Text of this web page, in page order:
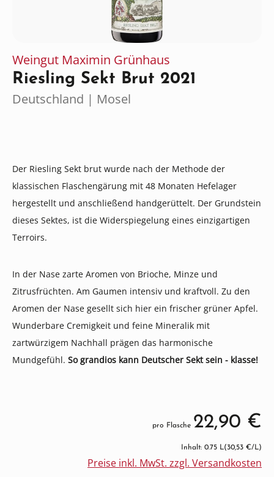
Weingut Maximin Grünhaus
Riesling Sekt Brut 2021
Deutschland | Mosel
Der Riesling Sekt brut wurde nach der Methode der
klassischen Flaschengärung mit 48 Monaten Hefelager
hergestellt und anschließend handgerüttelt. Der Grundstein
dieses Sektes, ist die Widerspiegelung eines einzigartigen
Terroirs.
In der Nase zarte Aromen von Brioche, Minze und
Zitrusfrüchten. Am Gaumen intensiv und kraftvoll. Zu den
Aromen der Nase gesellt sich hier ein frischer grüner Apfel.
Wunderbare Cremigkeit und feine Mineralik mit
zartwürzigem Nachhall prägen das harmonische
Mundgefühl. So grandios kann Deutscher Sekt sein - klasse!
pro Flasche 22,90 €
Inhalt: 0.75 L(30,53 €/L)
Preise inkl. MwSt. zzgl. Versandkosten